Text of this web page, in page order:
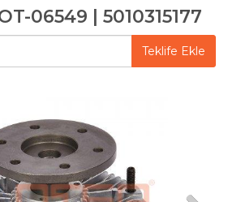
06549 | 5010315177
Teklife Ekle